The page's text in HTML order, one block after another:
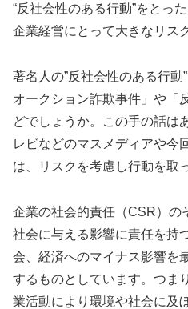
“反社会性のある行動”をとっ
企業経営にとって大きなリス
著名人の”反社会性のある行
オークション詐欺事件」や「
どでしょうか。この手の話は
レビなどのマスメディアや今
は、リスクを考慮し行動を取
企業の社会的責任（CSR）の
社会に与える影響に責任を持
会、経済へのマイナス影響を
するものとしています。つま
業活動により環境や社会に及